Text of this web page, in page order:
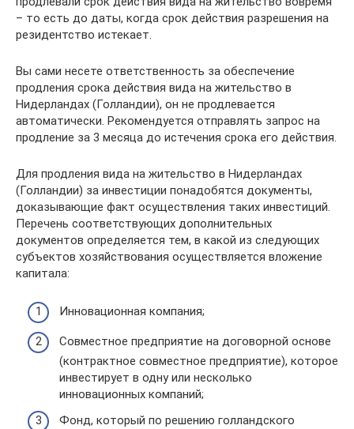
– то есть до даты, когда срок действия разрешения на
резидентство истекает.
Вы сами несете ответственность за обеспечение
продления срока действия вида на жительство в
Нидерландах (Голландии), он не продлевается
автоматически. Рекомендуется отправлять запрос на
продление за 3 месяца до истечения срока его действия.
Для продления вида на жительство в Нидерландах
(Голландии) за инвестиции понадобятся документы,
доказывающие факт осуществления таких инвестиций.
Перечень соответствующих дополнительных
документов определяется тем, в какой из следующих
субъектов хозяйствования осуществляется вложение
капитала:
Инновационная компания;
Совместное предприятие на договорной основе
(контрактное совместное предприятие), которое
инвестирует в одну или несколько
инновационных компаний;
Фонд, который по решению голландского